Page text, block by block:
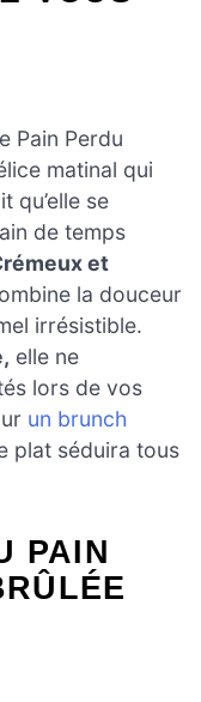
Pain Perdu
matinal qui
qu’elle se
de temps
et
la douceur
irrésistible.
elle ne
lors de vos
un brunch
plat séduira tous
PAIN